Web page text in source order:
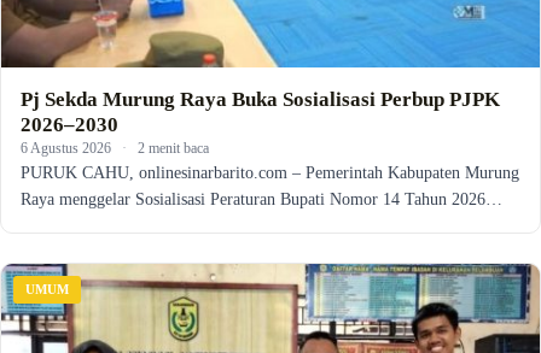
Pj Sekda Murung Raya Buka Sosialisasi Perbup PJPK
2026–2030
6 Agustus 2026 · 2 menit baca
PURUK CAHU, onlinesinarbarito.com – Pemerintah Kabupaten Murung
Raya menggelar Sosialisasi Peraturan Bupati Nomor 14 Tahun 2026…
UMUM